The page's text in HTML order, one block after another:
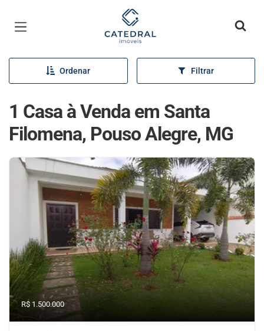
Página inicial
Ordenar Filtrar
1 Casa à Venda em Santa
Filomena, Pouso Alegre, MG
R$ 1.500.000